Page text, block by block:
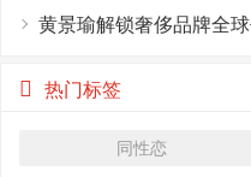
黄景瑜解锁奢侈品牌全
热门标签
同性恋